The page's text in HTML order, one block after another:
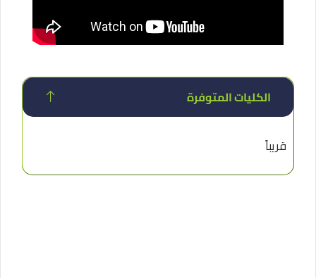
الكليات المتوفرة
قريباً